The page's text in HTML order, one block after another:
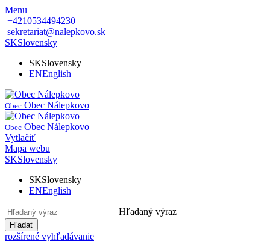
Menu
+4210534494230
sekretariat@nalepkovo.sk
SKSlovensky
SKSlovensky
ENEnglish
Obec Obec Nálepkovo
Obec Obec Nálepkovo
Vytlačiť
Mapa webu
SKSlovensky
SKSlovensky
ENEnglish
Hľadaný výraz
Hľadať
rozšírené vyhľadávanie